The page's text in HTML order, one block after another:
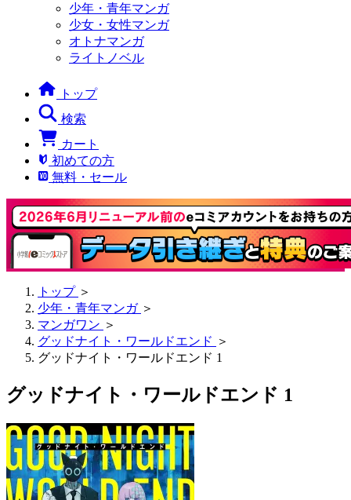
少年・青年マンガ
少女・女性マンガ
オトナマンガ
ライトノベル
トップ
検索
カート
初めての方
無料・セール
トップ ＞
少年・青年マンガ ＞
マンガワン ＞
グッドナイト・ワールドエンド ＞
グッドナイト・ワールドエンド 1
グッドナイト・ワールドエンド 1